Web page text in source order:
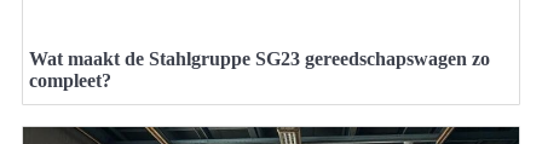
Wat maakt de Stahlgruppe SG23 gereedschapswagen zo
compleet?